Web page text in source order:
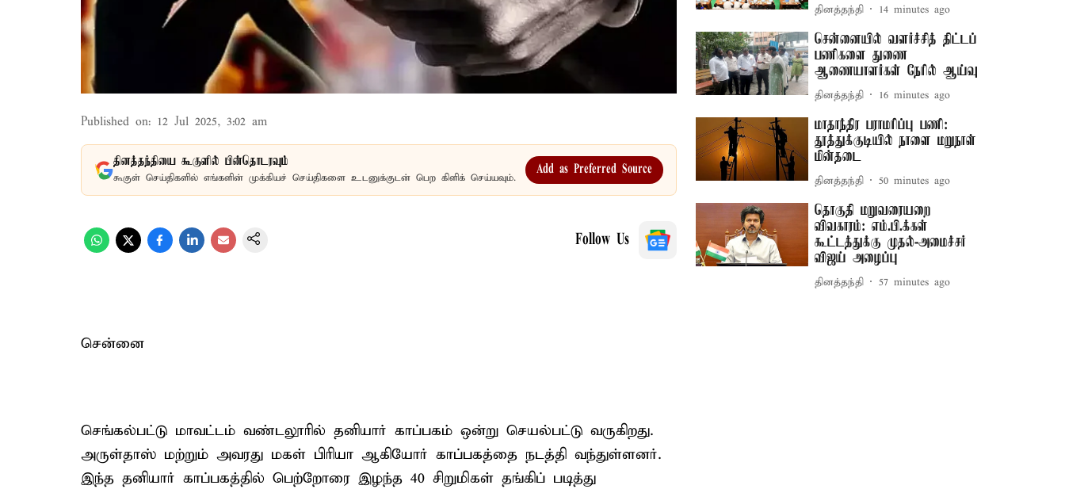
Published on: 12 Jul 2025, 3:02 am
தினத்தந்தியை கூகுளில் பின்தொடரவும்
கூகுள் செய்திகளில் எங்களின் முக்கியச் செய்திகளை உடனுக்குடன் பெற கிளிக் செய்யவும்.
Add as Preferred Source
Follow Us
சென்னை
செங்கல்பட்டு மாவட்டம் வண்டலூரில் தனியார் காப்பகம் ஒன்று செயல்பட்டு வருகிறது.
அருள்தாஸ் மற்றும் அவரது மகள் பிரியா ஆகியோர் காப்பகத்தை நடத்தி வந்துள்ளனர்.
இந்த தனியார் காப்பகத்தில் பெற்றோரை இழந்த 40 சிறுமிகள் தங்கிப் படித்து
தினத்தந்தி 14 minutes ago
சென்னையில் வளர்ச்சித் திட்டப்
பணிகளை துணை
ஆணையாளர்கள் நேரில் ஆய்வு
தினத்தந்தி 16 minutes ago
மாதாந்திர பராமரிப்பு பணி:
தூத்துக்குடியில் நாளை மறுநாள்
மின்தடை
தினத்தந்தி 50 minutes ago
தொகுதி மறுவரையறை
விவகாரம்: எம்.பி.க்கள்
கூட்டத்துக்கு முதல்-அமைச்சர்
விஜய் அழைப்பு
தினத்தந்தி 57 minutes ago